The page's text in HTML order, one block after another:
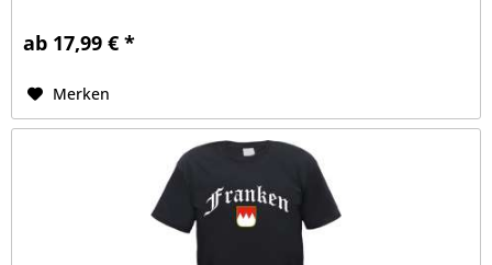
ab 17,99 € *
Merken